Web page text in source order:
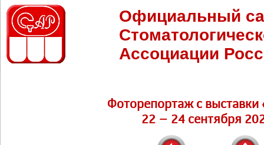
Официальный
Ассоциации
Фоторепортаж c выставки
22 – 24 сентября